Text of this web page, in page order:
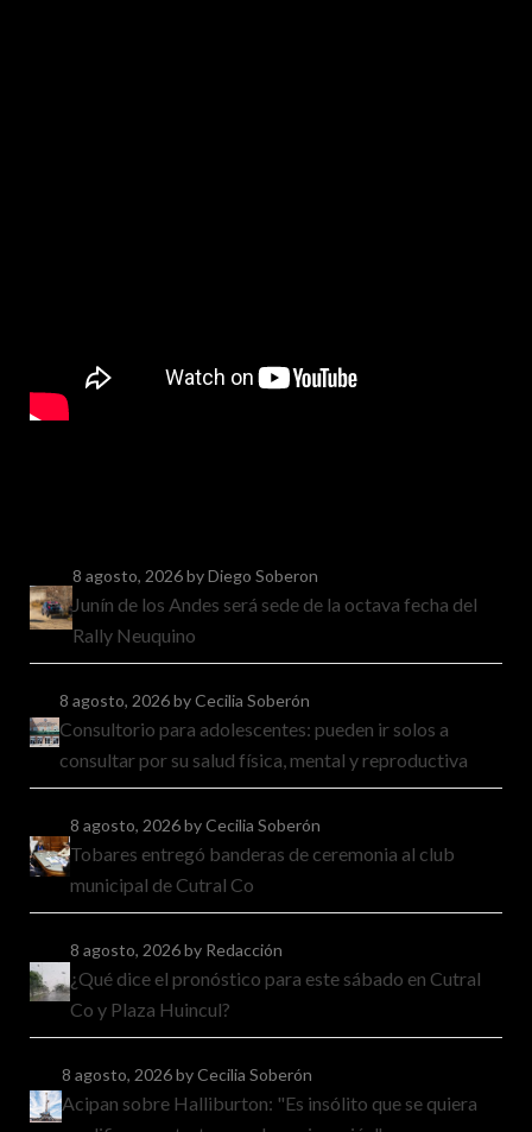
8 agosto, 2026by Diego Soberon
Junín de los Andes será sede de la octava fecha del
Rally Neuquino
8 agosto, 2026by Cecilia Soberón
Consultorio para adolescentes: pueden ir solos a
consultar por su salud física, mental y reproductiva
8 agosto, 2026by Cecilia Soberón
Tobares entregó banderas de ceremonia al club
municipal de Cutral Co
8 agosto, 2026by Redacción
¿Qué dice el pronóstico para este sábado en Cutral
Co y Plaza Huincul?
8 agosto, 2026by Cecilia Soberón
Acipan sobre Halliburton: "Es insólito que se quiera